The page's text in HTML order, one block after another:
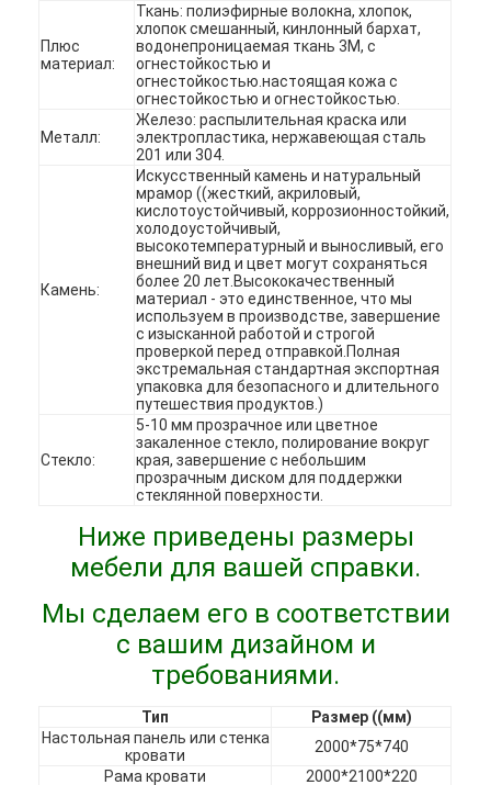
Продукты
Видеозаписи
Экскурсия по заводу
Контроль качества
Новости
Плюс
материал:
Ткань: полиэфирные волокна, хлопок,
хлопок смешанный, кинлонный бархат,
водонепроницаемая ткань 3M, с
огнестойкостью и
огнестойкостью.настоящая кожа с
огнестойкостью и огнестойкостью.
Металл:
Железо: распылительная краска или
электропластика, нержавеющая сталь
201 или 304.
Камень:
Искусственный камень и натуральный
мрамор ((жесткий, акриловый,
кислотоустойчивый, коррозионностойкий,
холодоустойчивый,
высокотемпературный и выносливый, его
внешний вид и цвет могут сохраняться
более 20 лет.Высококачественный
материал - это единственное, что мы
используем в производстве, завершение
с изысканной работой и строгой
проверкой перед отправкой.Полная
экстремальная стандартная экспортная
упаковка для безопасного и длительного
путешествия продуктов.)
Стекло:
5-10 мм прозрачное или цветное
закаленное стекло, полирование вокруг
края, завершение с небольшим
прозрачным диском для поддержки
стеклянной поверхности.
Ниже приведены размеры
мебели для вашей справки.
Мы сделаем его в соответствии
с вашим дизайном и
требованиями.
Тип
Размер ((мм)
Настольная панель или стенка
кровати
2000*75*740
Рама кровати
2000*2100*220